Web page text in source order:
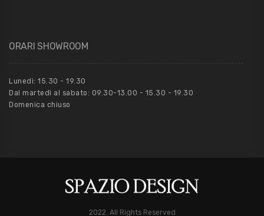
ORARI SHOWROOM
Lunedì: 15.30 - 19.30
Dal martedì al sabato: 09.30-13.00 - 15.30 - 19.30
Domenica chiuso
2022. All Rights Reserved